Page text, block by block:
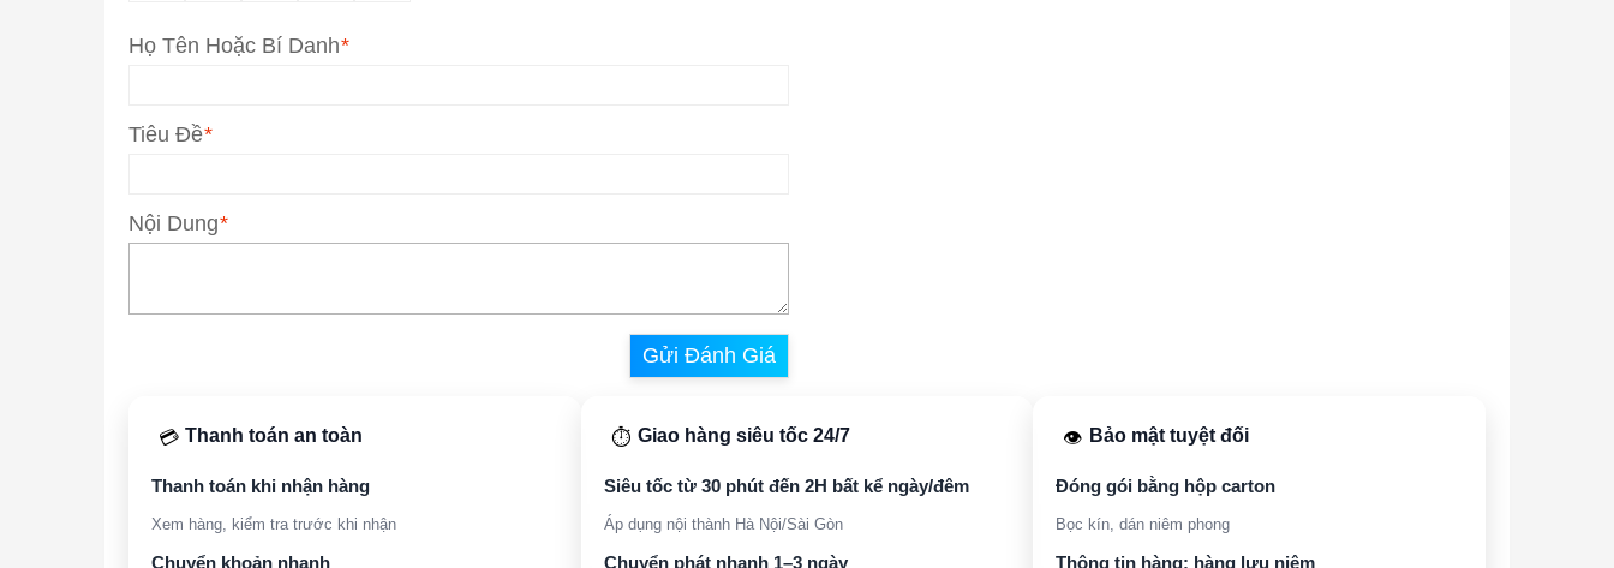
*
Họ Tên Hoặc Bí Danh
*
Tiêu Đề
*
Nội Dung
Gửi Đánh Giá
💳 Thanh toán an toàn
Thanh toán khi nhận hàng
Xem hàng, kiểm tra trước khi nhận
Chuyển khoản nhanh
⏱️ Giao hàng siêu tốc 24/7
Siêu tốc từ 30 phút đến 2H bất kể ngày/đêm
Áp dụng nội thành Hà Nội/Sài Gòn
Chuyển phát nhanh 1–3 ngày
👁️ Bảo mật tuyệt đối
Đóng gói bằng hộp carton
Bọc kín, dán niêm phong
Thông tin hàng: hàng lưu niệm